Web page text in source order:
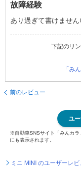
故障経験
あり過ぎて書けません
下記のリ
「み
前のレビュー
ユ
※自動車SNSサイト「みんカラ
にも表示されます。
ミニ MINI のユーザーレ